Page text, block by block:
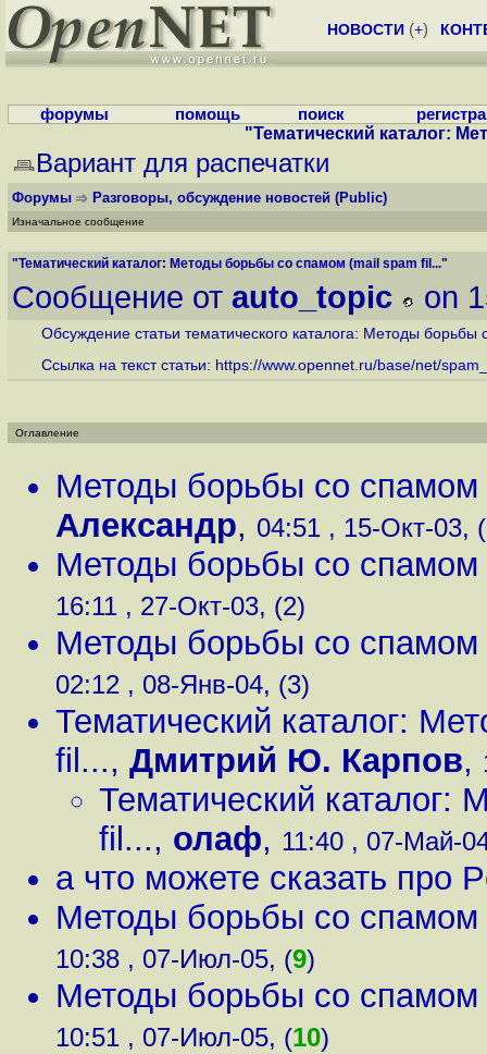
НОВОСТИ (+)
форумы помощь поиск
"Тематический каталог:
Вариант для распечатки
Форумы Разговоры, обсуждение новостей (Public)
Изначальное сообщение
"Тематический каталог: Методы борьбы со спамом (mail spam fil..."
Сообщение от auto_topic on
Обсуждение статьи тематического каталога: Методы
Ссылка на текст статьи: https://www.opennet.ru/base/net/
Оглавление
Методы борьбы со
Александр, 04:51 , 15-Окт-03,
Методы борьбы со
16:11 , 27-Окт-03, (2)
Методы борьбы со
02:12 , 08-Янв-04, (3)
Тематический каталог:
fil..., Дмитрий Ю. Карпов,
Тематический
fil..., олаф, 11:40 , 07-Май-
а что можете сказать про
Методы борьбы со
10:38 , 07-Июл-05, (9)
Методы борьбы со
10:51 , 07-Июл-05, (10)